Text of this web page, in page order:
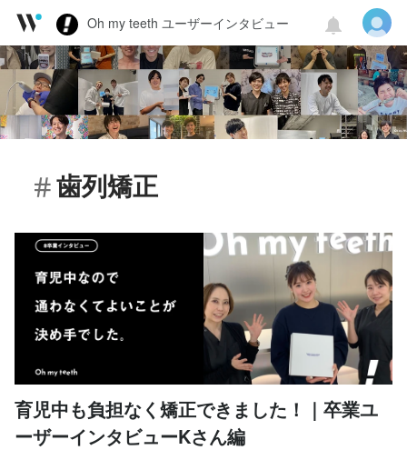
Oh my teeth ユーザーインタビュー
歯列矯正
育児中も負担なく矯正できました！｜卒業ユ
ーザーインタビューKさん編